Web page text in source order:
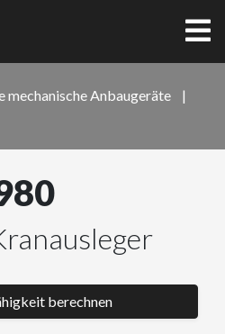
mechanische Anbaugeräte |
berechnen